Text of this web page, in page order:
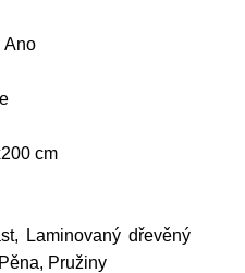
Ano
cm
Laminovaný dřevěný
Pružiny